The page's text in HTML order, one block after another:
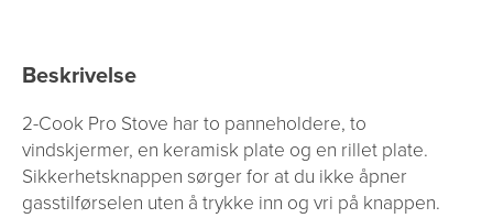
Beskrivelse
2-Cook Pro Stove har to panneholdere, to
vindskjermer, en keramisk plate og en rillet plate.
Sikkerhetsknappen sørger for at du ikke åpner
gasstilførselen uten å trykke inn og vri på knappen.